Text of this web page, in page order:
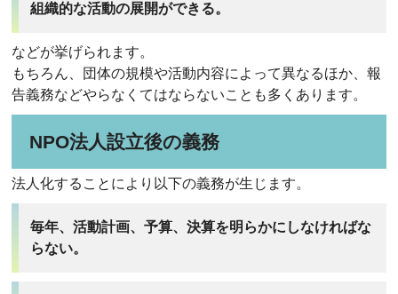
組織的な活動の展開ができる。
などが挙げられます。
もちろん、団体の規模や活動内容によって異なるほか、報
告義務などやらなくてはならないことも多くあります。
NPO法人設立後の義務
法人化することにより以下の義務が生じます。
毎年、活動計画、予算、決算を明らかにしなければな
らない。